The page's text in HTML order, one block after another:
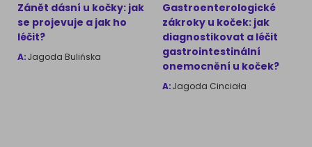
Zánět dásní u kočky: jak
se projevuje a jak ho
léčit?
A:Jagoda Bulińska
Gastroenterologické
zákroky u koček: jak
diagnostikovat a léčit
gastrointestinální
onemocnění u koček?
A:Jagoda Cinciała